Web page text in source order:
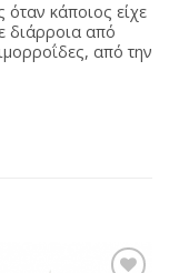
όταν κάποιος είχε
διάρροια από
από την